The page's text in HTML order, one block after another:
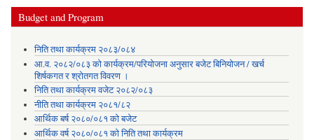
Budget and Program
निति तथा कार्यक्रम २०८३/०८४
आ.व. २०८२/०८३ को कार्यक्रम/परियोजना अनुसार बजेट बिनियोजन / खर्च
शिर्षकगत र श्रोतगत विवरण ।
निति तथा कार्यक्रम वजेट २०८२/०८३
नीति तथा कार्यक्रम २०८१/८२
आर्थिक बर्ष २०८०/०८१ को बजेट
आर्थिक वर्ष २०८०/०८१ को निति तथा कार्यक्रम